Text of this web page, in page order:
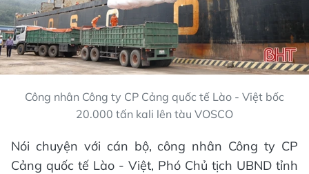
Công nhân Công ty CP Cảng quốc tế Lào - Việt bốc
20.000 tấn kali lên tàu VOSCO
Nói chuyện với cán bộ, công nhân Công ty CP
Cảng quốc tế Lào - Việt, Phó Chủ tịch UBND tỉnh